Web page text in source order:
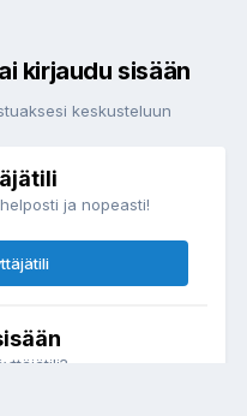
kirjaudu sisään
keskusteluun
ja nopeasti!